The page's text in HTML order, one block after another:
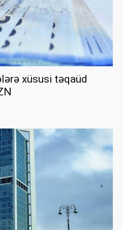
xüsusi təqaüd